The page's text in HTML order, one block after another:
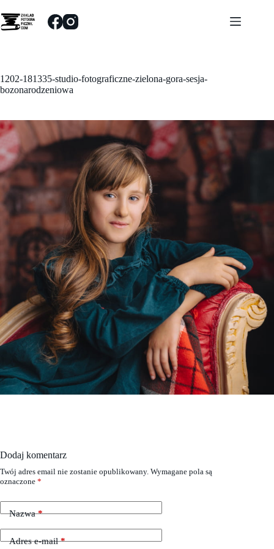
do
treści
1202-181335-studio-fotograficzne-zielona-gora-sesja-
bozonarodzeniowa
Dodaj komentarz
Twój adres email nie zostanie opublikowany. Wymagane pola są
oznaczone *
Nazwa*
Adres e-mail*